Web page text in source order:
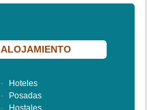
ALOJAMIENTO
- Hoteles
- Posadas
- Hostales